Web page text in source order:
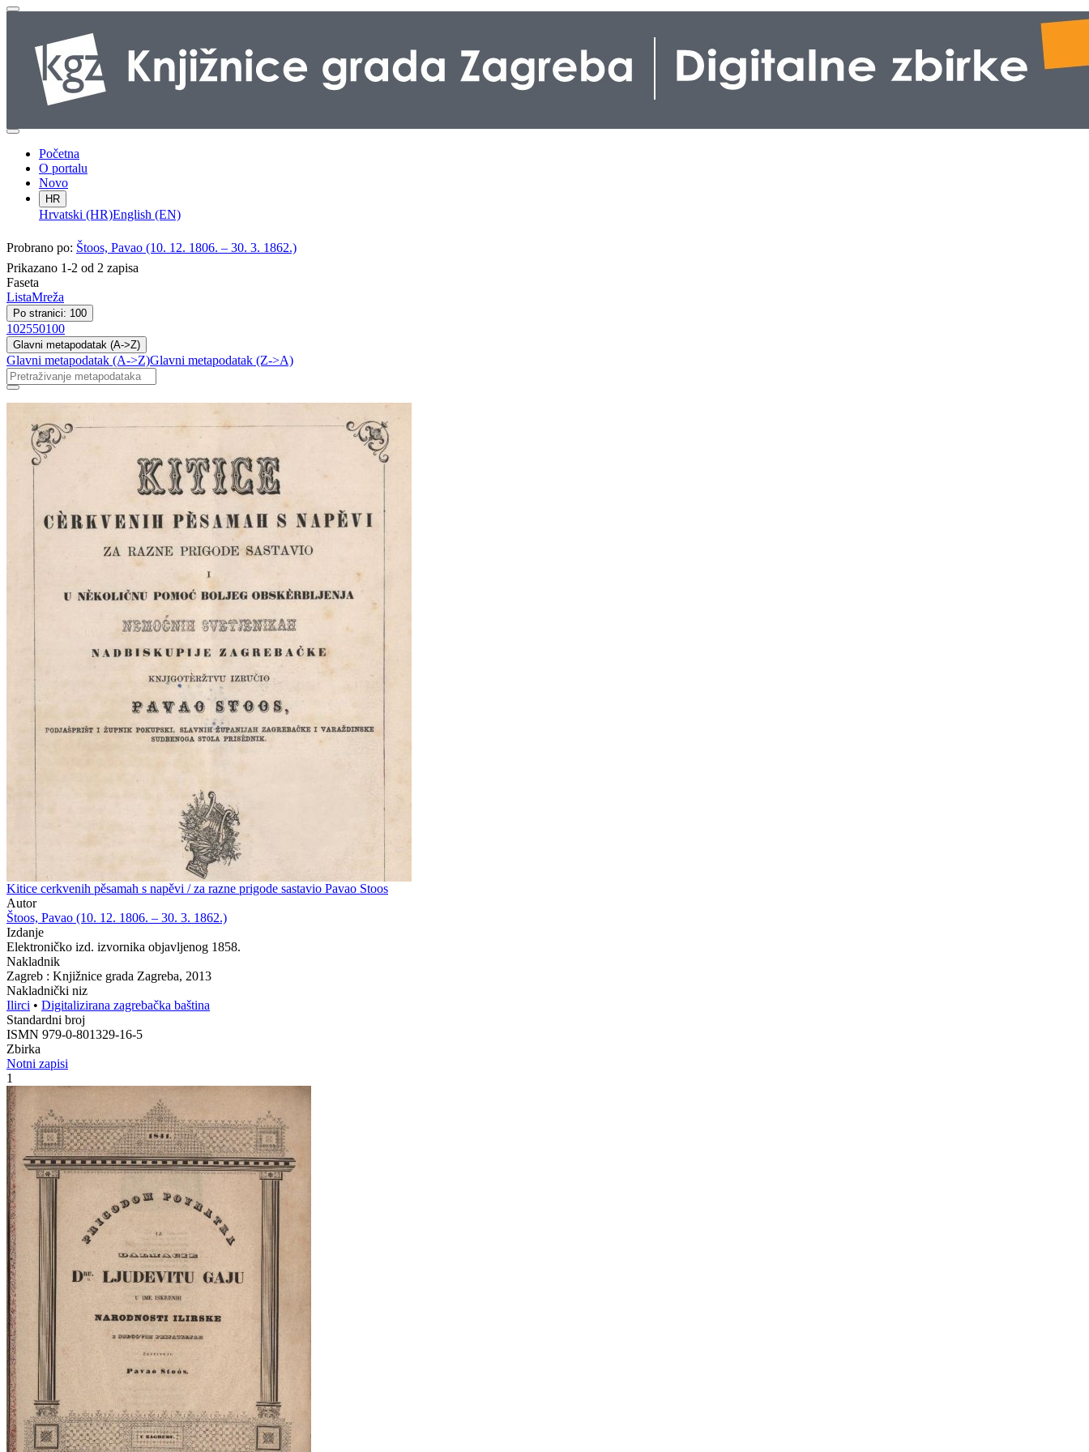
Početna
O portalu
Novo
HR
Hrvatski (HR)English (EN)
Probrano po: Štoos, Pavao (10. 12. 1806. – 30. 3. 1862.)
Prikazano 1-2 od 2 zapisa
Faseta
ListaMreža
Po stranici: 100
102550100
Glavni metapodatak (A->Z)
Glavni metapodatak (A->Z)Glavni metapodatak (Z->A)
Kitice cerkvenih pěsamah s napěvi / za razne prigode sastavio Pavao Stoos
Autor
Štoos, Pavao (10. 12. 1806. – 30. 3. 1862.)
Izdanje
Elektroničko izd. izvornika objavljenog 1858.
Nakladnik
Zagreb : Knjižnice grada Zagreba, 2013
Nakladnički niz
Ilirci • Digitalizirana zagrebačka baština
Standardni broj
ISMN 979-0-801329-16-5
Zbirka
Notni zapisi
1